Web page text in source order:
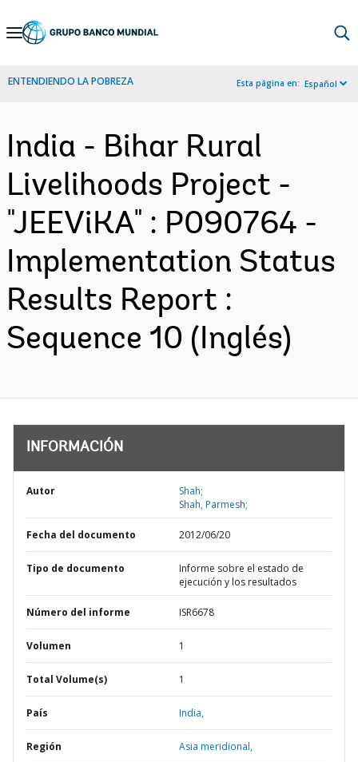
Skip
Navigation
ENTENDIENDO LA POBREZA Esta página en: Español
India - Bihar Rural
Livelihoods Project -
"JEEViKA" : P090764 -
Implementation Status
Results Report :
Sequence 10 (Inglés)
INFORMACIÓN
Autor
Shah;
Shah, Parmesh;
Fecha del documento 2012/06/20
Tipo de documento
Informe sobre el estado de
ejecución y los resultados
Número del informe ISR6678
Volumen 1
Total Volume(s) 1
País India,
Región Asia meridional,